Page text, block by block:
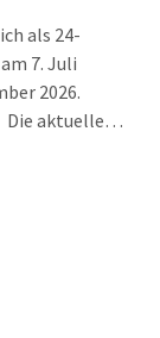
als 24-
7. Juli
2026.
Die aktuelle…